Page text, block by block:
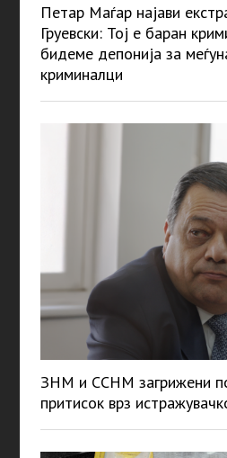
Петар Маѓар најави
Груевски: Тој е баран
бидеме депонија за
криминалци
ЗНМ и ССНМ загрижени
притисок врз